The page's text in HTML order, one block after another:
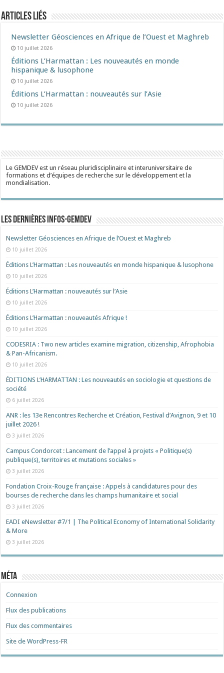
Articles liés
Newsletter Géosciences en Afrique de l’Ouest et Maghreb
10 juillet 2026
Éditions L’Harmattan : Les nouveautés en monde
hispanique & lusophone
10 juillet 2026
Éditions L’Harmattan : nouveautés sur l’Asie
10 juillet 2026
Le GEMDEV est un réseau pluridisciplinaire et interuniversitaire de
formations et d’équipes de recherche sur le développement et la
mondialisation.
Les dernières Infos-Gemdev
Newsletter Géosciences en Afrique de l’Ouest et Maghreb
10 juillet 2026
Éditions L’Harmattan : Les nouveautés en monde hispanique & lusophone
10 juillet 2026
Éditions L’Harmattan : nouveautés sur l’Asie
10 juillet 2026
Éditions L’Harmattan : nouveautés Afrique !​
10 juillet 2026
CODESRIA : Two new articles examine migration, citizenship, Afrophobia
& Pan-Africanism.
10 juillet 2026
ÉDITIONS L’HARMATTAN : Les nouveautés en sociologie et questions de
société
6 juillet 2026
ANR : les 13e Rencontres Recherche et Création, Festival d’Avignon, 9 et 10
juillet 2026 !
3 juillet 2026
Campus Condorcet : Lancement de l’appel à projets « Politique(s)
publique(s), territoires et mutations sociales »
3 juillet 2026
Fondation Croix-Rouge française : Appels à candidatures pour des
bourses de recherche dans les champs humanitaire et social
3 juillet 2026
EADI eNewsletter #7/1 | The Political Economy of International Solidarity
& More
3 juillet 2026
Méta
Connexion
Flux des publications
Flux des commentaires
Site de WordPress-FR